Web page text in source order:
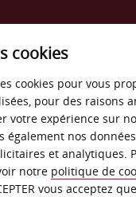
voiture
San
cookies
cookies pour vous
pour des raisons
votre expérience sur
également nos
et analytiques.
notre politique de
vous acceptez